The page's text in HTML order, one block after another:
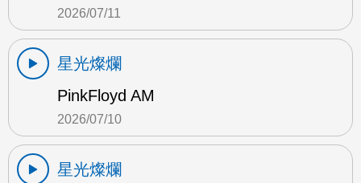
2026/07/11
星光燦爛
PinkFloyd AM
2026/07/10
星光燦爛